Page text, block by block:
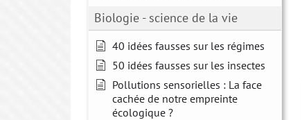
Biologie - science de la vie
40 idées fausses sur les régimes
50 idées fausses sur les insectes
Pollutions sensorielles : La face
cachée de notre empreinte
écologique ?